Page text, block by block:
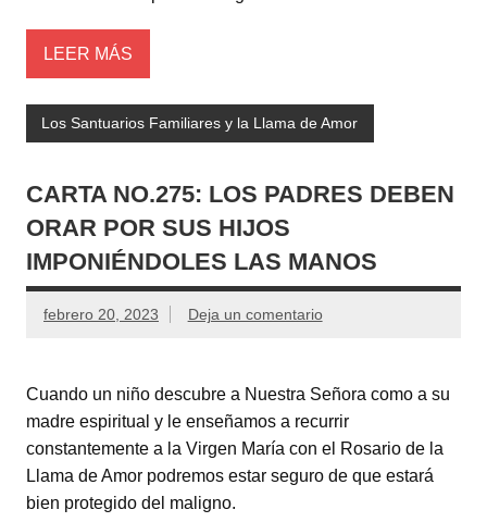
LEER MÁS
Los Santuarios Familiares y la Llama de Amor
CARTA NO.275: LOS PADRES DEBEN
ORAR POR SUS HIJOS
IMPONIÉNDOLES LAS MANOS
febrero 20, 2023 Deja un comentario
Cuando un niño descubre a Nuestra Señora como a su
madre espiritual y le enseñamos a recurrir
constantemente a la Virgen María con el Rosario de la
Llama de Amor podremos estar seguro de que estará
bien protegido del maligno.